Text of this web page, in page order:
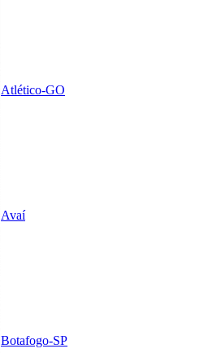
Atlético-GO
Avaí
Botafogo-SP